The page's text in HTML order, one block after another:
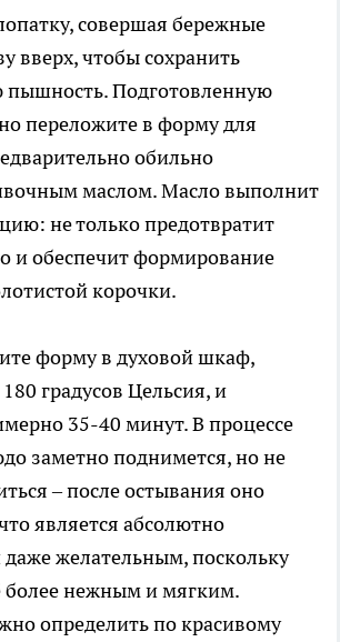
совершая бережные
вверх, чтобы сохранить
Подготовленную
переложите в форму для
обильно
маслом. Масло выполнит
не только предотвратит
и обеспечит формирование
корочки.
форму в духовой шкаф,
градусов Цельсия, и
35-40 минут. В процессе
заметно поднимется, но не
– после остывания оно
является абсолютно
желательным, поскольку
более нежным и мягким.
определить по красивому